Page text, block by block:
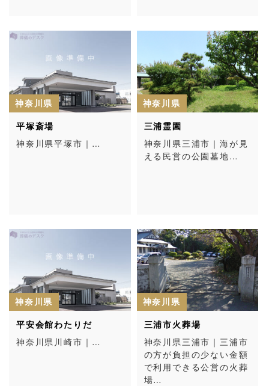
神奈川県
平塚斎場
神奈川県平塚市｜…
神奈川県
三浦霊園
神奈川県三浦市｜海が見
える民営の公園墓地…
神奈川県
平安会館わたりだ
神奈川県川崎市｜…
神奈川県
三浦市火葬場
神奈川県三浦市｜三浦市
の方が負担の少ない金額
で利用できる公営の火葬
場…